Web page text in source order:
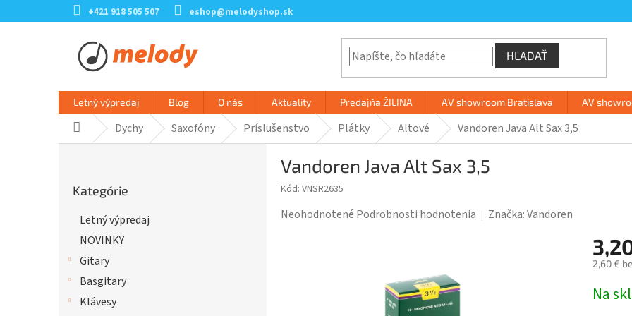
na
+421 918 505 507 eshop@melodyshop.sk
HĽADAŤ
Letný výpredaj Blog O nás Aktuality Predajňa ŽILINA AV showroom Bratislava AV
DomovDychy Saxofóny Príslušenstvo Plátky Altové Vandoren Java Alt Sax 3,5
kategórie
Kategórie
Letný výpredaj
NOVINKY
Gitary
Basgitary
Klávesy
Vandoren Java Alt Sax 3,5
Kód: VNSR2635
Priemerné
Neohodnotené Podrobnosti hodnotenia Značka:Vandoren
2,60 €
cena:
Na